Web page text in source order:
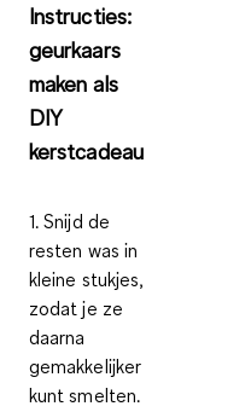
Instructies:
geurkaars
maken als
DIY
kerstcadeau
1. Snijd de
resten was in
kleine stukjes,
zodat je ze
daarna
gemakkelijker
kunt smelten.